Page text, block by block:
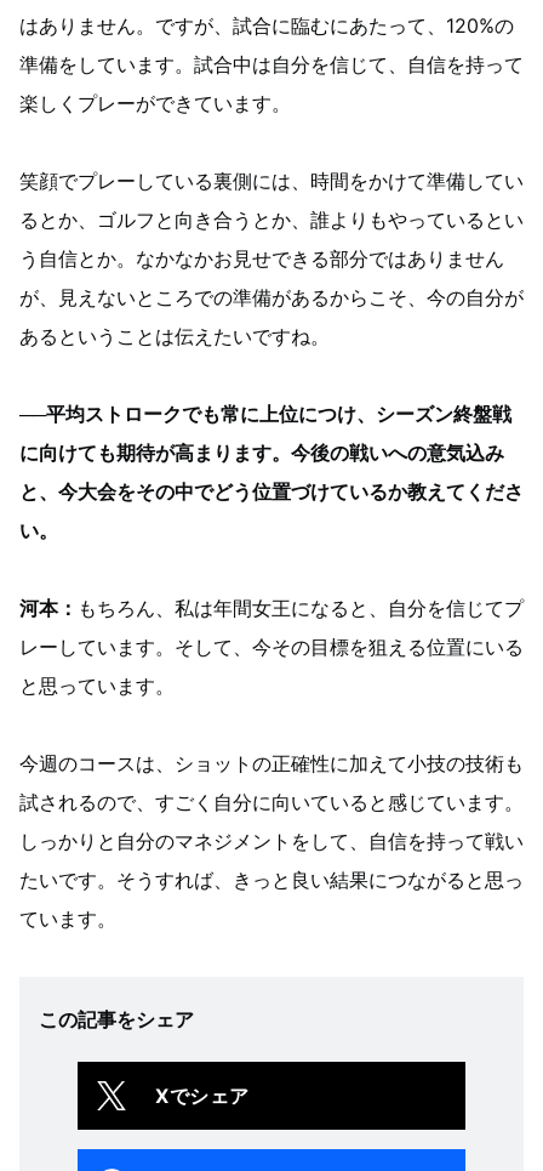
はありません。ですが、試合に臨むにあたって、120%の
準備をしています。試合中は自分を信じて、自信を持って
楽しくプレーができています。
笑顔でプレーしている裏側には、時間をかけて準備してい
るとか、ゴルフと向き合うとか、誰よりもやっているとい
う自信とか。なかなかお見せできる部分ではありません
が、見えないところでの準備があるからこそ、今の自分が
あるということは伝えたいですね。
──平均ストロークでも常に上位につけ、シーズン終盤戦
に向けても期待が高まります。今後の戦いへの意気込み
と、今大会をその中でどう位置づけているか教えてくださ
い。
河本： もちろん、私は年間女王になると、自分を信じてプ
レーしています。そして、今その目標を狙える位置にいる
と思っています。
今週のコースは、ショットの正確性に加えて小技の技術も
試されるので、すごく自分に向いていると感じています。
しっかりと自分のマネジメントをして、自信を持って戦い
たいです。そうすれば、きっと良い結果につながると思っ
ています。
この記事をシェア
Xでシェア